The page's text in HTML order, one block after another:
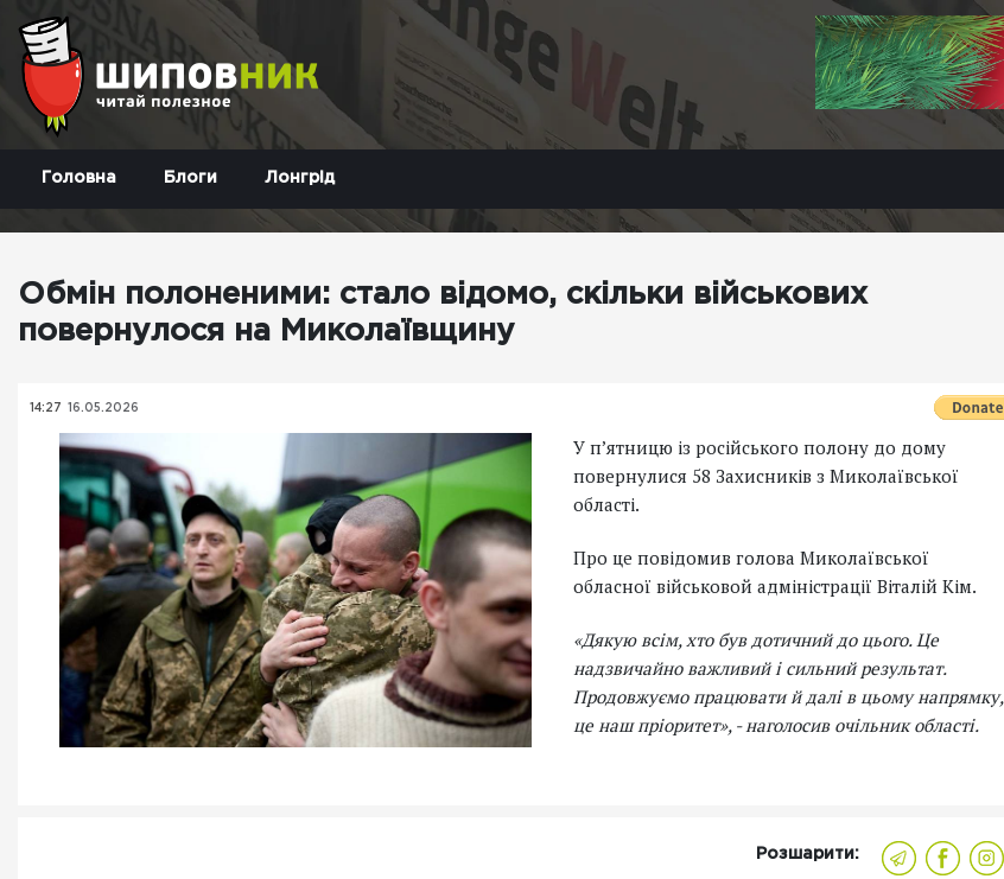
Головна Блоги Лонгрід
Обмін полоненими: стало відомо, скільки військових
повернулося на Миколаївщину
14:27 16.05.2026
У п’ятницю із російського полону до дому
повернулися 58 Захисників з Миколаївської
області.
Про це повідомив голова Миколаївської
обласної військовой адміністрації Віталій Кім.
«Дякую всім, хто був дотичний до цього. Це
надзвичайно важливий і сильний результат.
Продовжуємо працювати й далі в цьому напрямку,
це наш пріоритет»,- наголосив очільник області.
Розшарити: